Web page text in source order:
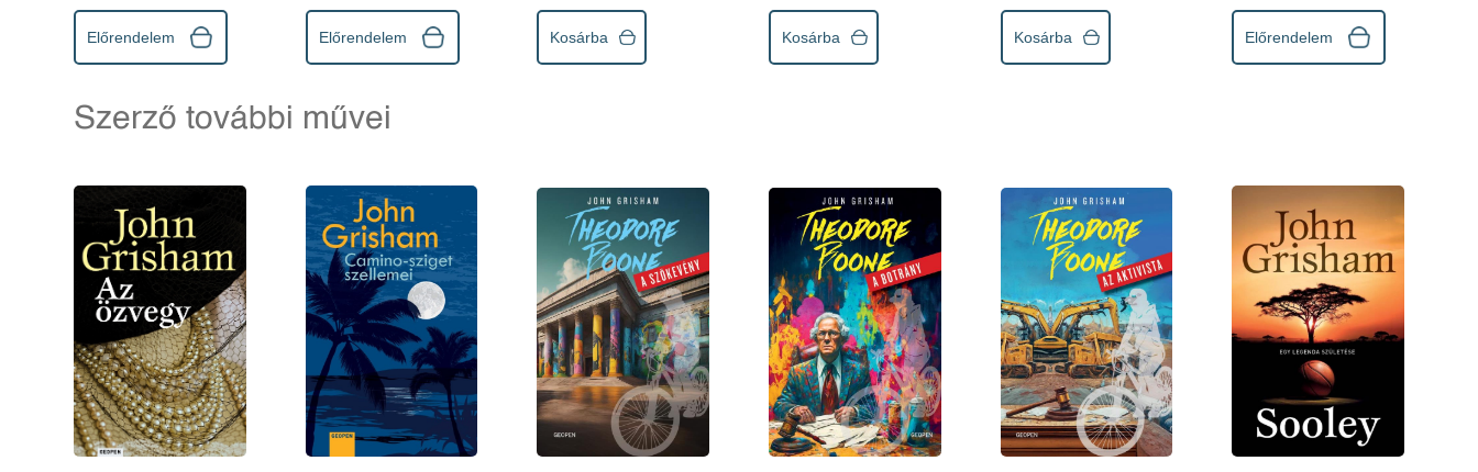
Előrendelem Előrendelem Kosárba Kosárba Kosárba Előrendelem
Szerző további művei